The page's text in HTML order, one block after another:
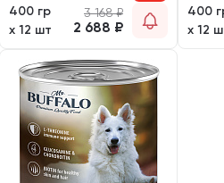
400 гр
х 12 шт
3 168₽
2 688 ₽
400
х 12